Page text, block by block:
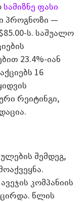
სამიზნე ფასი
პროგნოზი —
ს. საშუალო
23.4%-იან
16
რეიტინგი,
შემდეგ,
კომპანიის
წლის